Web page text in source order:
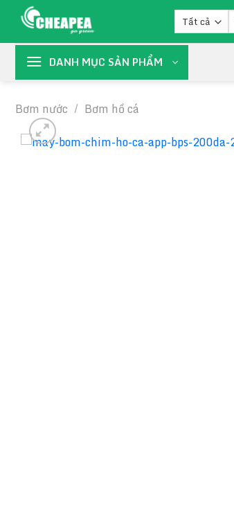
Chuyển
nội
DANH MỤC SẢN PHẨM
Bơm nước / Bơm hồ cá